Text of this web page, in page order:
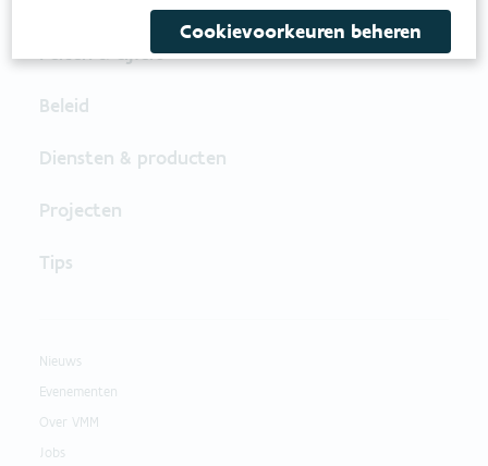
Feiten & cijfers
Beleid
Diensten & producten
Projecten
Tips
Nieuws
Evenementen
Over VMM
Jobs
Cookievoorkeuren beheren